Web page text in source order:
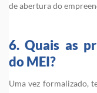
de abertura do
6. Quais as
do MEI?
Uma vez formalizado,